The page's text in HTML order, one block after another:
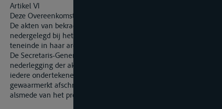
Artikel VI
Deze Overeenkomst dient te worden bekrachtigd.
De akten van bekrachtiging worden zo spoedig mogelijk
nedergelegd bij het Secretariaat van de Centrale Commissie
teneinde in haar archief te worden bewaard.
De Secretaris-Generaal maakt een proces-verbaal van de
nederlegging der akten van bekrachtiging op; hij zendt aan
iedere ondertekenende Staat een voor eensluidend
gewaarmerkt afschrift van de akten van bekrachtiging,
alsmede van het proces-verbaal van de nederlegging.